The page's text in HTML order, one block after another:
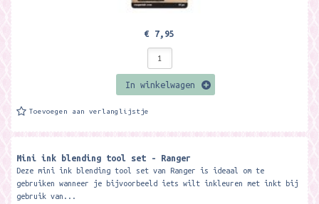
€ 7,95
In winkelwagen
Toevoegen aan verlanglijstje
Mini ink blending tool set - Ranger
Deze mini ink blending tool set van Ranger is ideaal om te
gebruiken wanneer je bijvoorbeeld iets wilt inkleuren met inkt bij
gebruik van...